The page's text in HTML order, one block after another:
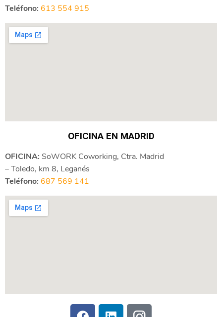
Teléfono: 613 554 915
OFICINA EN MADRID
OFICINA: SoWORK Coworking, Ctra. Madrid
– Toledo, km 8, Leganés
Teléfono: 687 569 141